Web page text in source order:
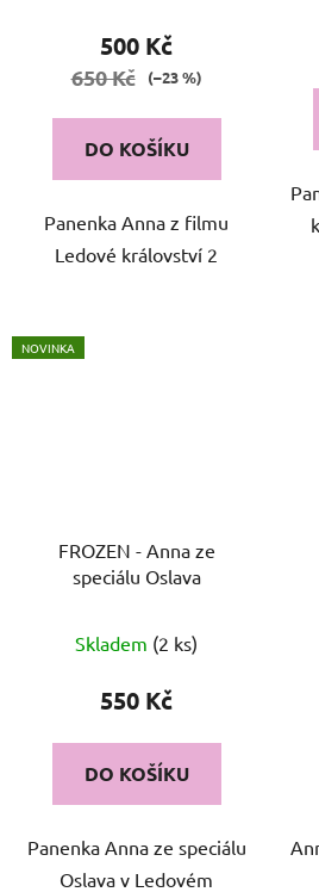
500 Kč
650 Kč (–23 %)
DO KOŠÍKU
Panenka Anna z filmu
Ledové království 2
NOVINKA
FROZEN - Anna ze
speciálu Oslava
hodnocení
produktu
5,0
z
hvězdiček.
Skladem (2 ks)
550 Kč
DO KOŠÍKU
Panenka Anna ze speciálu
Oslava v Ledovém